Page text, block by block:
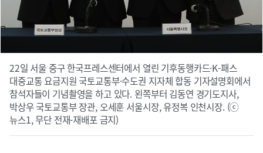
22일 서울 중구 한국프레스센터에서 열린 기후동행카드·K-패스
대중교통 요금지원 국토교통부·수도권 지자체 합동 기자설명회에서
참석자들이 기념촬영을 하고 있다. 왼쪽부터 김동연 경기도지사,
박상우 국토교통부 장관, 오세훈 서울시장, 유정복 인천시장. (ⓒ
뉴스1, 무단 전재-재배포 금지)